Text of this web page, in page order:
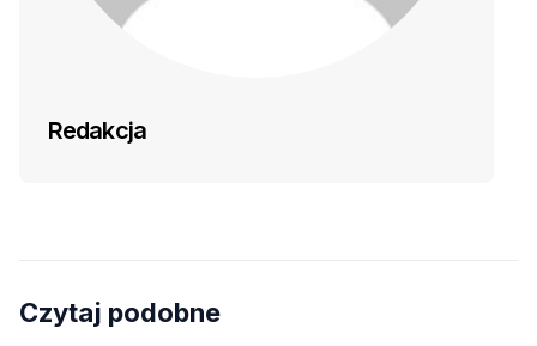
Redakcja
Czytaj podobne